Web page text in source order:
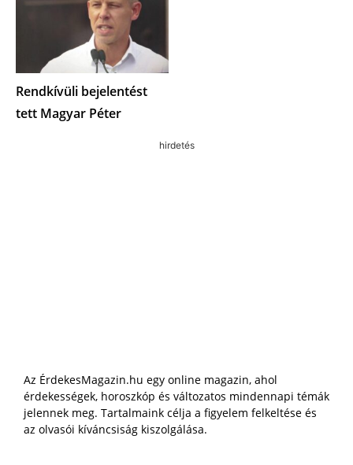
Rendkívüli bejelentést
tett Magyar Péter
hirdetés
Az ÉrdekesMagazin.hu egy online magazin, ahol
érdekességek, horoszkóp és változatos mindennapi témák
jelennek meg. Tartalmaink célja a figyelem felkeltése és
az olvasói kíváncsiság kiszolgálása.